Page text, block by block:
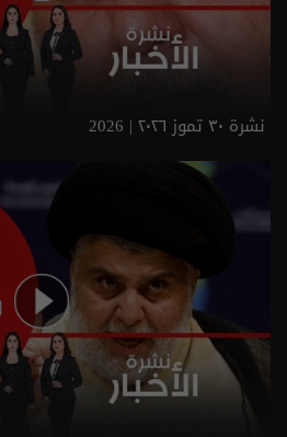
نشرة ٣٠ تموز ٢٠٢٦ | 2026